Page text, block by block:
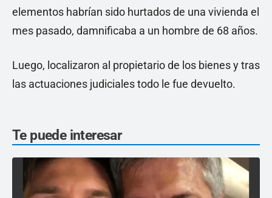
elementos habrían sido hurtados de una vivienda el
mes pasado, damnificaba a un hombre de 68 años.
Luego, localizaron al propietario de los bienes y tras
las actuaciones judiciales todo le fue devuelto.
Te puede interesar